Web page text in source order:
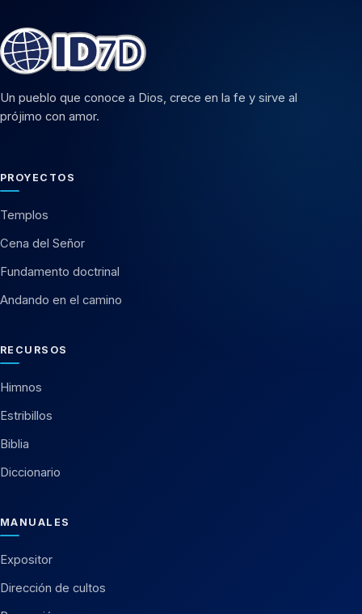
Un pueblo que conoce a Dios, crece en la fe y sirve al
prójimo con amor.
PROYECTOS
Templos
Cena del Señor
Fundamento doctrinal
Andando en el camino
RECURSOS
Himnos
Estribillos
Biblia
Diccionario
MANUALES
Expositor
Dirección de cultos